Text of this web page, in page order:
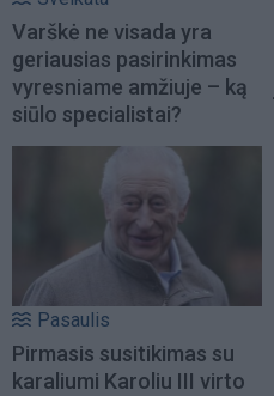
Varškė ne visada yra
geriausias pasirinkimas
vyresniame amžiuje – ką
siūlo specialistai?
Pasaulis
Pirmasis susitikimas su
karaliumi Karoliu III virto